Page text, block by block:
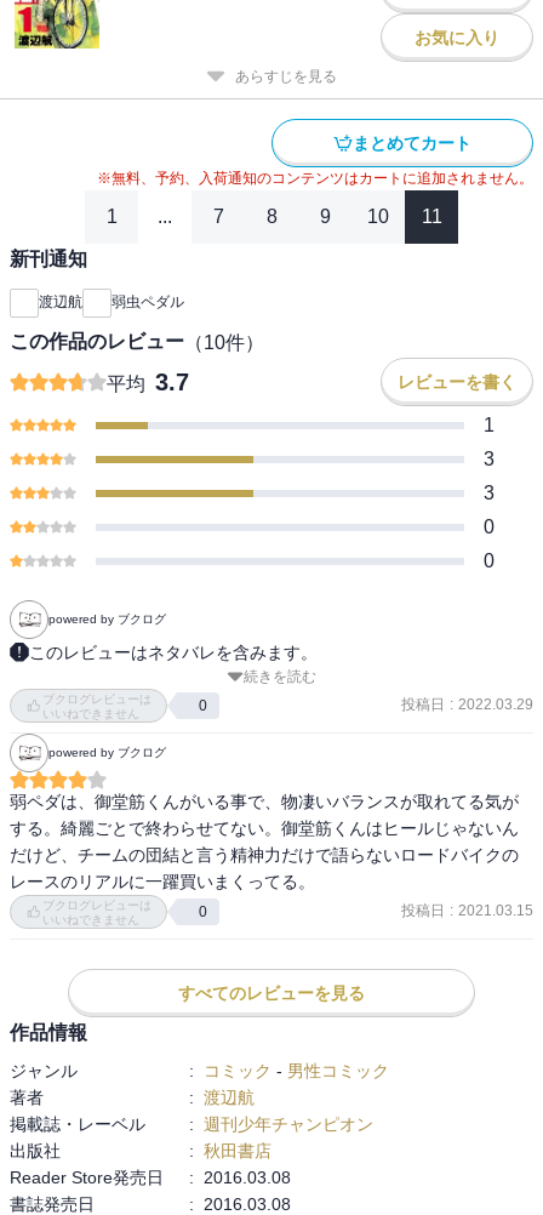
お気に入り
あらすじを見る
まとめてカート
※無料、予約、入荷通知のコンテンツはカートに追加されません。
1 ... 7 8 9 10 11
新刊通知
渡辺航 弱虫ペダル
この作品のレビュー （10件）
平均 3.7 レビューを書く
1
3
3
0
0
powered by ブクログ
このレビューはネタバレを含みます。
好きだと言い続ける
言い切る力
多くの人がそれほど言えないことの
自分の好き
誰かに迷惑をかけなければ
好きを形にできない。
自転車に出会うことが
好きとのつながりがはじまる。
続きを読む
ブクログレビューは
いいねできません
0 投稿日 : 2022.03.29
powered by ブクログ
弱ペダは、御堂筋くんがいる事で、物凄いバランスが取れてる気が
する。綺麗ごとで終わらせてない。御堂筋くんはヒールじゃないん
だけど、チームの団結と言う精神力だけで語らないロードバイクの
レースのリアルに一躍買いまくってる。
ブクログレビューは
いいねできません
0 投稿日 : 2021.03.15
すべてのレビューを見る
作品情報
ジャンル : コミック - 男性コミック
著者
: 渡辺航
掲載誌・レーベル
: 週刊少年チャンピオン
出版社
: 秋田書店
Reader Store発売日
:
2016.03.08
書誌発売日
: 2016.03.08